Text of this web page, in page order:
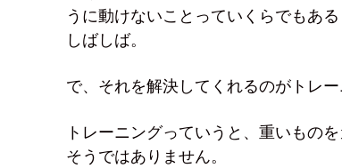
うに動けないことっていくらでもあ
しばしば。
で、それを解決してくれるのがトレー
トレーニングっていうと、重いもの
そうではありません。